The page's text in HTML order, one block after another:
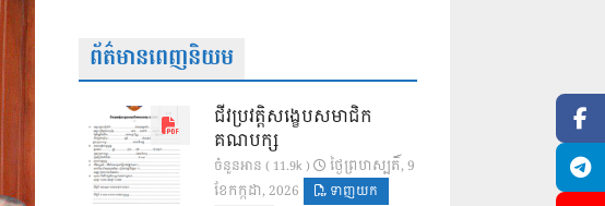
ព័ត៌មានពេញនិយម
ជីវប្រវត្តិសង្ខេបសមាជិក
គណបក្ស
ចំនួនអាន ( 11.9k )
ថ្ងៃ​ព្រហស្បតិ៍, 9
ខែ​កក្កដា, 2026
ទាញយក